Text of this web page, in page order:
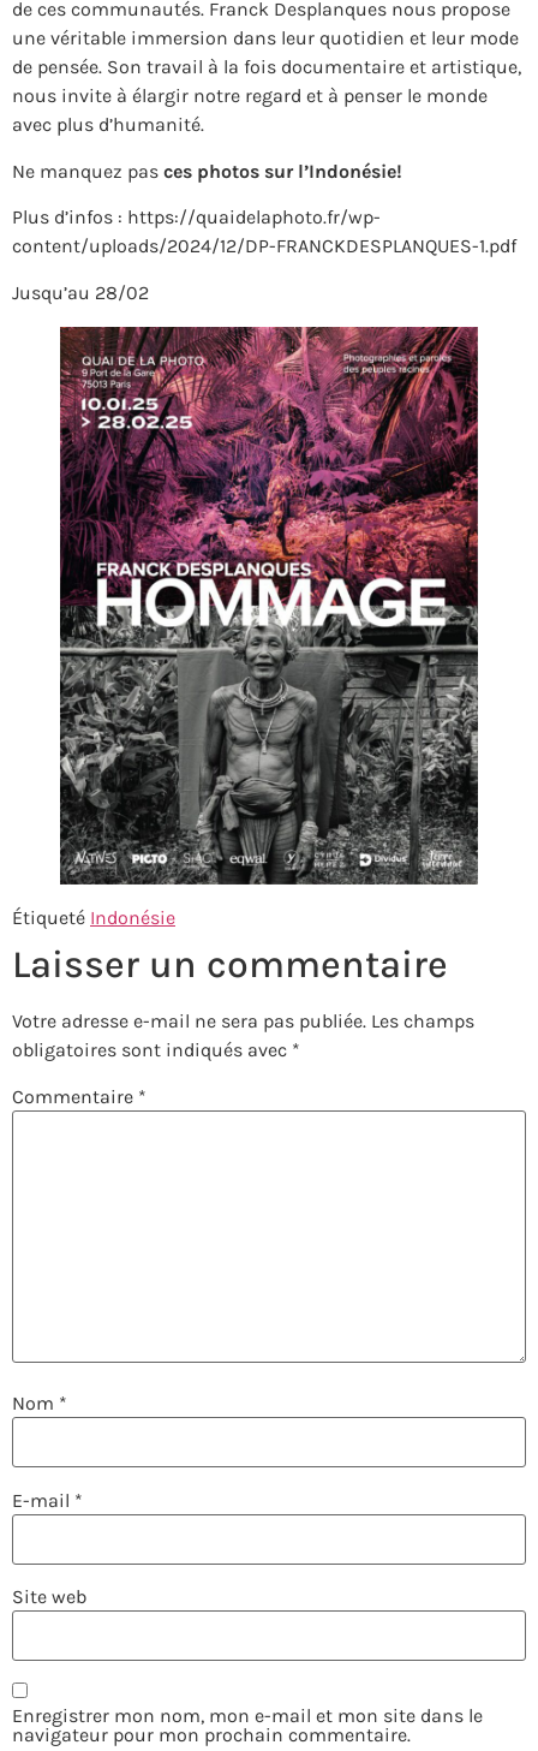
de ces communautés. Franck Desplanques nous propose
une véritable immersion dans leur quotidien et leur mode
de pensée. Son travail à la fois documentaire et artistique,
nous invite à élargir notre regard et à penser le monde
avec plus d’humanité.
Ne manquez pas ces photos sur l’Indonésie!
Plus d’infos : https://quaidelaphoto.fr/wp-
content/uploads/2024/12/DP-FRANCKDESPLANQUES-1.pdf
Jusqu’au 28/02
Étiqueté Indonésie
Laisser un commentaire
Votre adresse e-mail ne sera pas publiée. Les champs
obligatoires sont indiqués avec *
Commentaire *
Nom *
E-mail *
Site web
Enregistrer mon nom, mon e-mail et mon site dans le
navigateur pour mon prochain commentaire.